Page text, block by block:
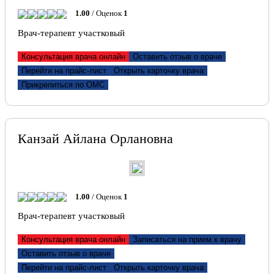
1.00 / Оценок 1
Врач-терапевт участковый
Консультация врача онлайн
Оставить отзыв о враче
Перейти на прайс-лист
Открыть карточку врача
Прикрепиться по ОМС
Канзай Айлана Орлановна
1.00 / Оценок 1
Врач-терапевт участковый
Консультация врача онлайн
Записаться на прием к врачу
Оставить отзыв о враче
Перейти на прайс-лист
Открыть карточку врача